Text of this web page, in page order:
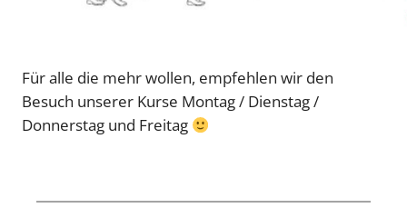
Für alle die mehr wollen, empfehlen wir den
Besuch unserer Kurse Montag / Dienstag /
Donnerstag und Freitag